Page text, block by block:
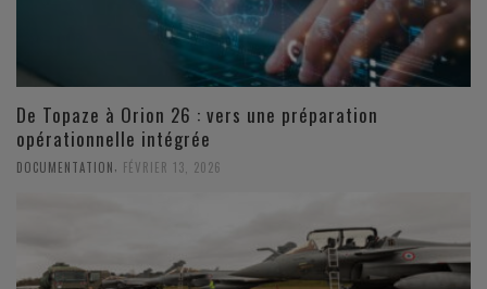
De Topaze à Orion 26 : vers une préparation
opérationnelle intégrée
DOCUMENTATION FÉVRIER 13, 2026